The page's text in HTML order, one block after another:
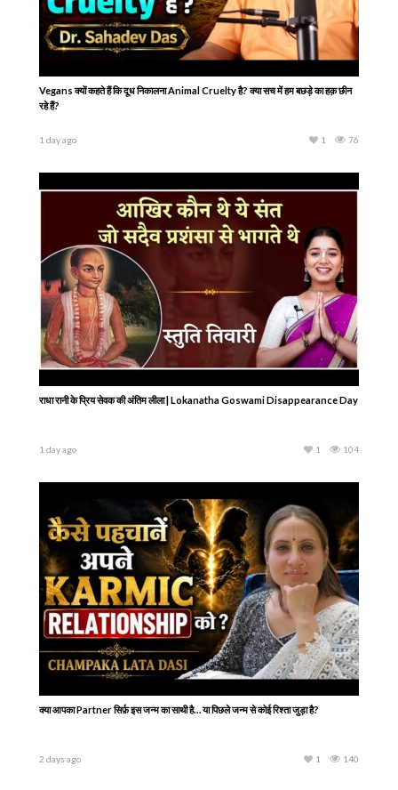
Vegans क्यों कहते हैं कि दूध निकालना Animal Cruelty है? क्या सच में हम बछड़े का हक़ छीन
रहे हैं?
1 day ago 76
1
राधा रानी के प्रिय सेवक की अंतिम लीला | Lokanatha Goswami Disappearance Day
1 day ago 104
1
क्या आपका Partner सिर्फ़ इस जन्म का साथी है… या पिछले जन्म से कोई रिश्ता जुड़ा है?
2 days ago 140
1